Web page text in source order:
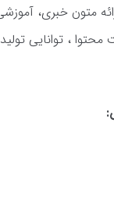
خبری، آموزشی
، توانایی